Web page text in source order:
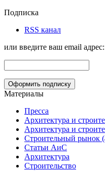
Подписка
RSS канал
или введите ваш email адрес:
Материалы
Пресса
Архитектура и
Архитектура и
Строительный рынок
Статьи АиС
Архитектура
Строительство